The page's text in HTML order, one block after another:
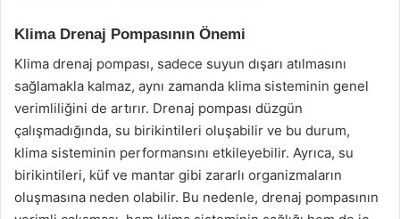
Klima Drenaj Pompasının Önemi
Klima drenaj pompası, sadece suyun dışarı atılmasını
sağlamakla kalmaz, aynı zamanda klima sisteminin genel
verimliliğini de artırır. Drenaj pompası düzgün
çalışmadığında, su birikintileri oluşabilir ve bu durum,
klima sisteminin performansını etkileyebilir. Ayrıca, su
birikintileri, küf ve mantar gibi zararlı organizmaların
oluşmasına neden olabilir. Bu nedenle, drenaj pompasının